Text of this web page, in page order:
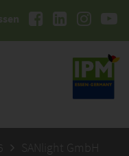
SANlight GmbH